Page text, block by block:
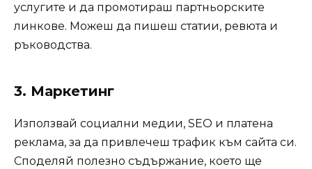
услугите и да промотираш партньорските
линкове. Можеш да пишеш статии, ревюта и
ръководства.
3. Маркетинг
Използвай социални медии, SEO и платена
реклама, за да привлечеш трафик към сайта си.
Споделяй полезно съдържание, което ще